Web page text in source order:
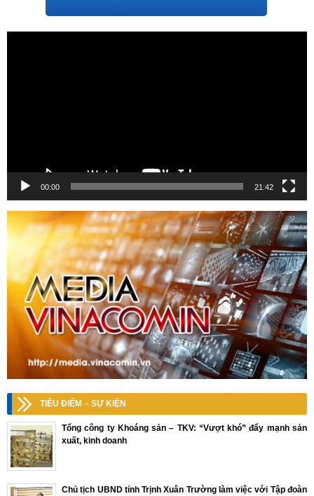
00:00 21:42
TIÊU ĐIỂM – SỰ KIỆN
Tổng công ty Khoáng sản – TKV: “Vượt khó” đẩy mạnh sản
xuất, kinh doanh
Chủ tịch UBND tỉnh Trịnh Xuân Trường làm việc với Tập đoàn